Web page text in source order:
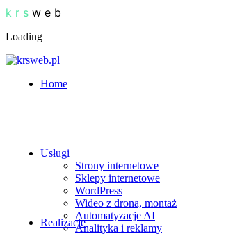
k r s w e b
Loading
Home
Usługi
Strony internetowe
Sklepy internetowe
WordPress
Wideo z drona, montaż
Automatyzacje AI
Analityka i reklamy
Realizacje